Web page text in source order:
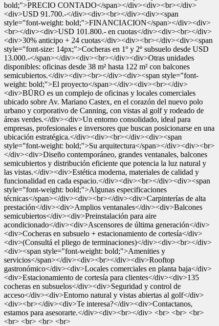
bold;">PRECIO CONTADO</span></div><div><br></div>
<div>USD 91.700.-</div><div><br></div><div><span
style="font-weight: bold;">FINANCIACION</span></div><div>
<br></div><div>USD 101.800.- en cuotas</div><div><br></div>
<div>30% anticipo + 24 cuotas</div><div><br></div><div><span
style="font-size: 14px;">Cocheras en 1º y 2º subsuelo desde USD
13.000.-</span></div><div><br></div><div>Otras unidades
disponibles: oficinas desde 38 m² hasta 122 m² con balcones
semicubiertos.</div><div><br></div><div><span style="font-
weight: bold;">El proyecto</span></div><div><br></div>
<div>BÜRO es un complejo de oficinas y locales comerciales
ubicado sobre Av. Mariano Castex, en el corazón del nuevo polo
urbano y corporativo de Canning, con vistas al golf y rodeado de
áreas verdes.</div><div>Un entorno consolidado, ideal para
empresas, profesionales e inversores que buscan posicionarse en una
ubicación estratégica.</div><div><br></div><div><span
style="font-weight: bold;">Su arquitectura</span></div><div><br>
</div><div>Diseño contemporáneo, grandes ventanales, balcones
semicubiertos y distribución eficiente que potencia la luz natural y
las vistas.</div><div>Estética moderna, materiales de calidad y
funcionalidad en cada espacio.</div><div><br></div><div><span
style="font-weight: bold;">Algunas especificaciones
técnicas</span></div><div><br></div><div>Carpinterías de alta
prestación</div><div>Amplios ventanales</div><div>Balcones
semicubiertos</div><div>Preinstalación para aire
acondicionado</div><div>Ascensores de última generación</div>
<div>Cocheras en subsuelo + estacionamiento de cortesía</div>
<div>(Consultá el pliego de terminaciones)</div><div><br></div>
<div><span style="font-weight: bold;">Amenities y
servicios</span></div><div><br></div><div>Rooftop
gastronómico</div><div>Locales comerciales en planta baja</div>
<div>Estacionamiento de cortesía para clientes</div><div>135
cocheras en subsuelos</div><div>Seguridad y control de
acceso</div><div>Entorno natural y vistas abiertas al golf</div>
<div><br></div><div>Te interesa?</div><div>Contactanos,
estamos para asesorarte.</div><div><br></div> <br> <br> <br>
<br> <br> <br> <br>